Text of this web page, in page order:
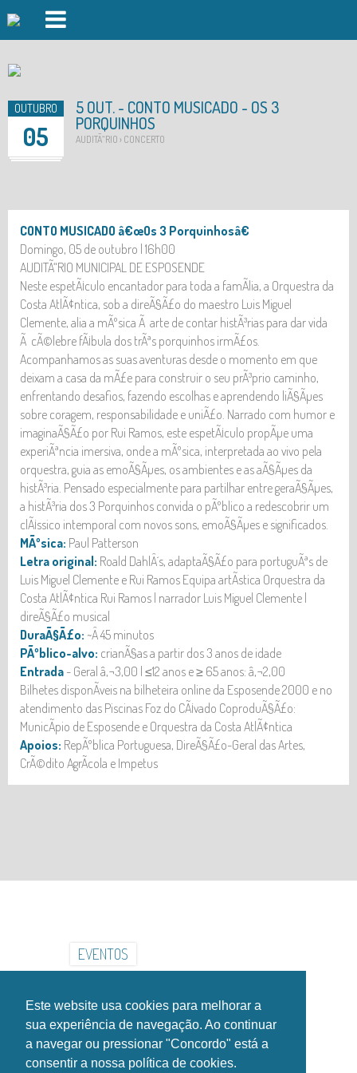
Este website usa cookies para melhorar a
sua experiência de navegação. Ao continuar
a navegar ou pressionar "Concordo" está a
consentir a nossa política de cookies.
AUDITÃ“RIO
INSCRIÃ§ÃΜES
EVENTOS
LOGIN
OUTUBRO
05
5 OUT. - CONTO MUSICADO - OS 3
PORQUINHOS
AUDITÃ“RIO › CONCERTO
CONTO MUSICADO â€œOs 3 Porquinhosâ€
Domingo, 05 de outubro | 16h00
AUDITÃ“RIO MUNICIPAL DE ESPOSENDE
Neste espetÃ¡culo encantador para toda a famÃ­lia, a Orquestra da
Costa AtlÃ¢ntica, sob a direÃ§Ã£o do maestro Luis Miguel
Clemente, alia a mÃºsica Ã arte de contar histÃ³rias para dar vida
Ã cÃ©lebre fÃ¡bula dos trÃªs porquinhos irmÃ£os.
Acompanhamos as suas aventuras desde o momento em que
deixam a casa da mÃ£e para construir o seu prÃ³prio caminho,
enfrentando desafios, fazendo escolhas e aprendendo liÃ§Ãµes
sobre coragem, responsabilidade e uniÃ£o. Narrado com humor e
imaginaÃ§Ã£o por Rui Ramos, este espetÃ¡culo propÃµe uma
experiÃªncia imersiva, onde a mÃºsica, interpretada ao vivo pela
orquestra, guia as emoÃ§Ãµes, os ambientes e as aÃ§Ãµes da
histÃ³ria. Pensado especialmente para partilhar entre geraÃ§Ãµes,
a histÃ³ria dos 3 Porquinhos convida o pÃºblico a redescobrir um
clÃ¡ssico intemporal com novos sons, emoÃ§Ãµes e significados.
MÃºsica: Paul Patterson
Letra original: Roald DahlÂ´s, adaptaÃ§Ã£o para portuguÃªs de
Luis Miguel Clemente e Rui Ramos Equipa artÃ­stica Orquestra da
Costa AtlÃ¢ntica Rui Ramos | narrador Luis Miguel Clemente |
direÃ§Ã£o musical
DuraÃ§Ã£o: ~Â 45 minutos
PÃºblico-alvo: crianÃ§as a partir dos 3 anos de idade
Entrada - Geral â‚¬3,00 | ≤12 anos e ≥ 65 anos: â‚¬2,00
Bilhetes disponÃ­veis na bilheteira online da Esposende 2000 e no
atendimento das Piscinas Foz do CÃ¡vado CoproduÃ§Ã£o:
MunicÃ­pio de Esposende e Orquestra da Costa AtlÃ¢ntica
Apoios: RepÃºblica Portuguesa, DireÃ§Ã£o-Geral das Artes,
CrÃ©dito AgrÃ­cola e Impetus
EVENTOS
SIGA-NOS NAS REDES SOCIAIS!